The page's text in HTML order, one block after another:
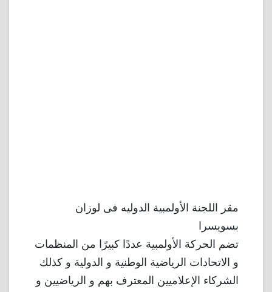
مقر اللجنة الأولمبية الدوليه فى لوزان
بسويسرا
تضم الحركة الأولمبية عددًا كبيرًا من المنظمات
و الاتحادات الرياضية الوطنية و الدولية و كذلك
الشركاء الإعلاميين المعترف بهم و الرياضيين و